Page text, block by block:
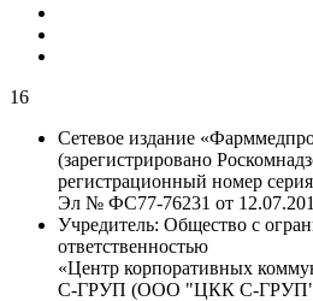
16
Сетевое издание
(зарегистрировано
регистрационный номер серия
Эл № ФС77-76231 от
Учредитель: Общество с
ответственностью
«Центр корпоративных
С-ГРУП (ООО "ЦКК С-